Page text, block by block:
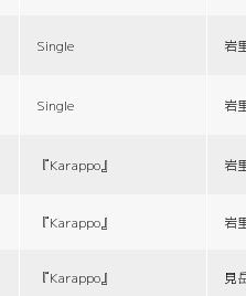
Single 岩
Single 岩
『Karappo』 岩
『Karappo』 岩
『Karappo』 見